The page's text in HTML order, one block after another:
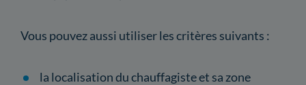
Vous pouvez aussi utiliser les critères suivants :
la localisation du chauffagiste et sa zone